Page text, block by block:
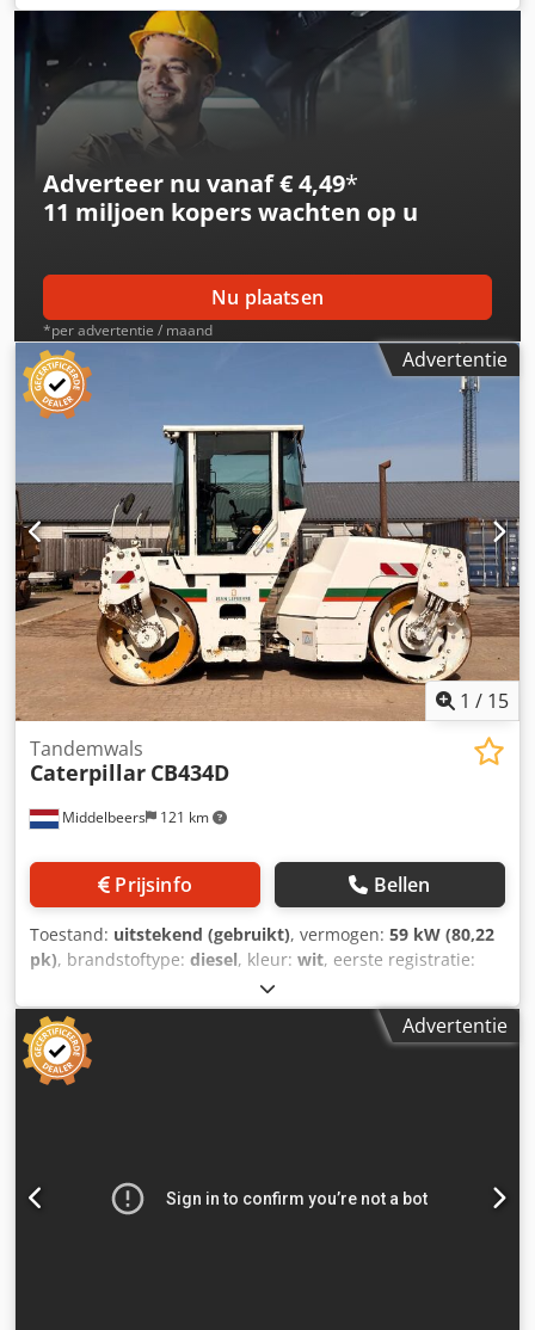
Serienummer: 20X1733 Technische informatie Aantal
cilinders: 6 Aandrijving: rups Leeggewicht: 14.000 kg Staat
Algemene staat: gemiddeld Technische staat: goed
Optische staat: slecht Financiële informatie Dcjdpfsun
Rlqjx Aguok Prijs: op aanvraag Meer informatie Neem
contact op met Ernst van Hek voor meer informatie.
Adverteer nu vanaf € 4,49*
11 miljoen koperswachten op u
Nu plaatsen
*per advertentie / maand
Advertentie
1 / 15
Middelbeers 121 km
Tandemwals
Caterpillar CB434D
Prijsinfo Bellen
Toestand: uitstekend (gebruikt), vermogen: 59 kW (80,22
pk), brandstoftype: diesel, kleur: wit, eerste registratie:
, bedrijfsturen:
informatie Bouwjaar: 2005 Serienummer:
CATCB434LCNH00390 Technische informatie Dsdpfoyzz E
Rex Agujck Aantal cilinders: 4 Motorinhoud: 4.400 cc
Aandrijving: Wiel Leeggewicht: 7.500 kg Functioneel
contact op met Ernst van Hek voor meer informatie.
Advertentie